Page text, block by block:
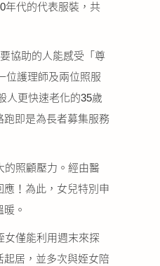
年代的代表服裝，共
協助的人能感受「尊
位護理師及兩位照服
人更快速老化的35歲
即是為長者募集服務
的照顧壓力。經由醫
！為此，女兒特別申
。
女僅能利用週末來探
居，並多次與姪女陪